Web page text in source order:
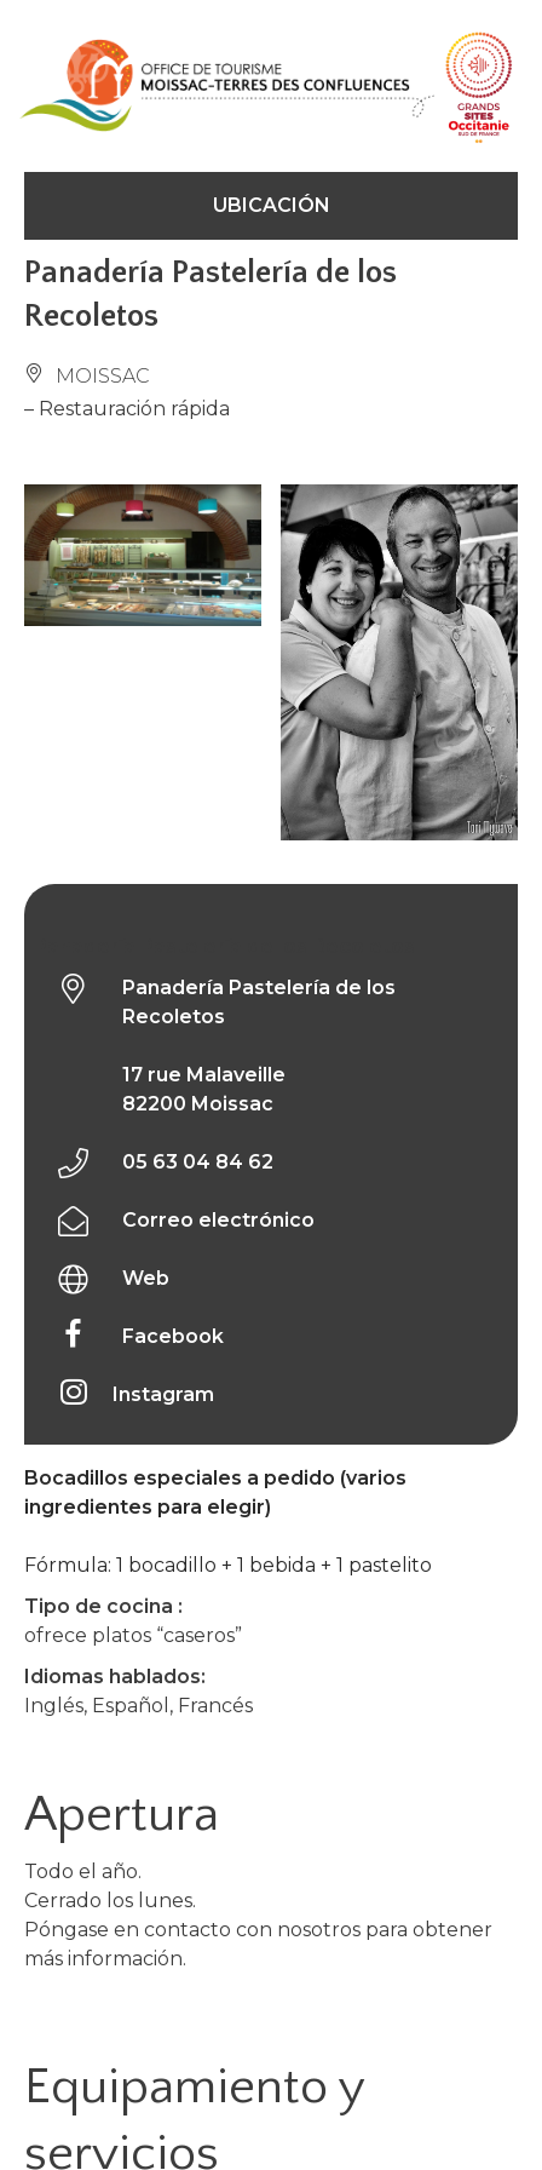
UBICACIÓN
Panadería Pastelería de los
Recoletos
MOISSAC
– Restauración rápida
Bocadillos especiales a pedido (varios
ingredientes para elegir)
Fórmula: 1 bocadillo + 1 bebida + 1 pastelito
Tipo de cocina :
ofrece platos “caseros”
Idiomas hablados:
Inglés, Español, Francés
Apertura
Todo el año.
Cerrado los lunes.
Póngase en contacto con nosotros para obtener
más información.
Equipamiento y
servicios
Panadería Pastelería de los
Recoletos
17 rue Malaveille
82200 Moissac
05 63 04 84 62
Correo electrónico
Web
Facebook
Instagram